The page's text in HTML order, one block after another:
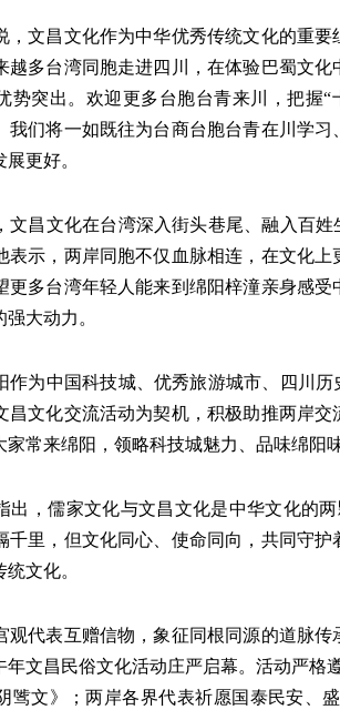
昌文化作为中华优秀传统文化的重要
越多台湾同胞走进四川，在体验巴蜀文
势突出。欢迎更多台胞台青来川，把握
我们将一如既往为台商台胞台青在川学
更好。
文化在台湾深入街头巷尾、融入百姓
表示，两岸同胞不仅血脉相连，在文化
更多台湾年轻人能来到绵阳梓潼亲身感
大动力。
中国科技城、优秀旅游城市、四川历
昌文化交流活动为契机，积极助推两岸
常来绵阳，领略科技城魅力、品味绵阳
儒家文化与文昌文化是中华文化的两
千里，但文化同心、使命同向，共同守
文化。
表互赠信物，象征同根同源的道脉传
年文昌民俗文化活动庄严启幕。活动严格
骘文》；两岸各界代表祈愿国泰民安、